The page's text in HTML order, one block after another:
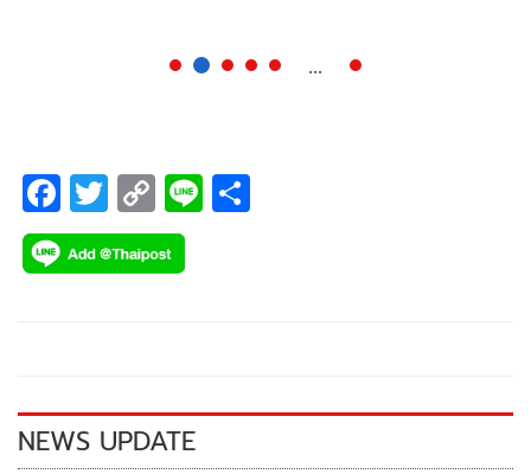
...
F
ac
e
k
T
wi
tt
C
o
p
k
Li
NEWS UPDATE